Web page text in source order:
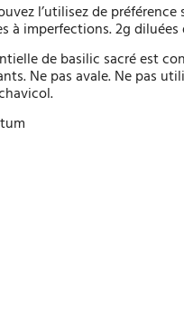
l’utilisez de
à imperfections. 2g
de basilic sacré est
Ne pas avale. Ne pas